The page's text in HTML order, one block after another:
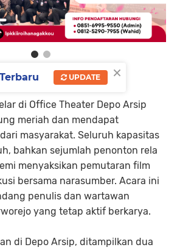
di Office Theater Depo Arsip
meriah dan mendapat
masyarakat. Seluruh kapasitas
bahkan sejumlah penonton rela
menyaksikan pemutaran film
bersama narasumber. Acara ini
penulis dan wartawan
yang tetap aktif berkarya.
di Depo Arsip, ditampilkan dua
×
UPDATE